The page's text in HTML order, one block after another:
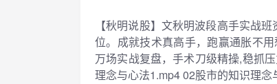
【秋明说股】文秋明波段高手实战
位。成就技术真高手，跑赢通胀不
万场实战复盘，手术刀级精操,稳抓
理念与心法1.mp4 02股市的知识理